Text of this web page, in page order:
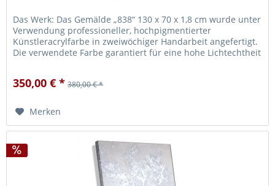
Das Werk: Das Gemälde „838“ 130 x 70 x 1,8 cm wurde unter
Verwendung professioneller, hochpigmentierter
Künstleracrylfarbe in zweiwöchiger Handarbeit angefertigt.
Die verwendete Farbe garantiert für eine hohe Lichtechtheit
350,00 € * 380,00 € *
Merken